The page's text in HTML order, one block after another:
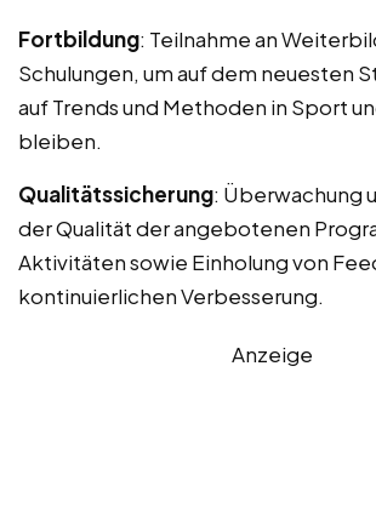
Fortbildung: Teilnahme an
Schulungen, um auf dem neuesten
auf Trends und Methoden in Sport
bleiben.
Qualitätssicherung: Überwachung
der Qualität der angebotenen
Aktivitäten sowie Einholung von
kontinuierlichen Verbesserung.
Anzeige